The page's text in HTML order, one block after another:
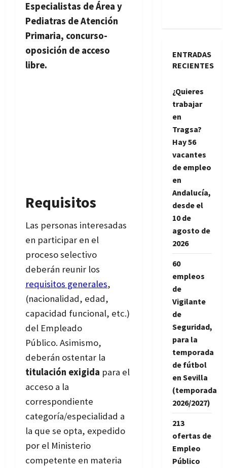
Especialistas de Área y
Pediatras de Atención
Primaria, concurso-
oposición de acceso
libre.
Requisitos
Las personas interesadas
en participar en el
proceso selectivo
deberán reunir los
requisitos generales,
(nacionalidad, edad,
capacidad funcional, etc.)
del Empleado
Público. Asimismo,
deberán ostentar la
titulación exigida para el
acceso a la
correspondiente
categoría/especialidad a
la que se opta, expedido
por el Ministerio
competente en materia
ENTRADAS
RECIENTES
¿Quieres
trabajar
en
Tragsa?
Hay 56
vacantes
de empleo
en
Andalucía,
desde el
10 de
agosto de
2026
60
empleos
de
Vigilante
de
Seguridad,
para la
temporada
de fútbol
en Sevilla
(temporada
2026/2027)
213
ofertas de
Empleo
Público